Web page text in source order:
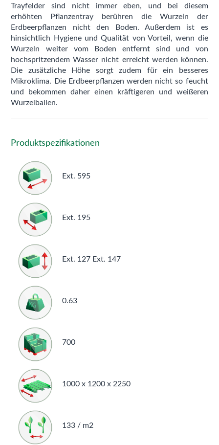
Trayfelder sind nicht immer eben, und bei diesem
erhöhten Pflanzentray berühren die Wurzeln der
Erdbeerpflanzen nicht den Boden. Außerdem ist es
hinsichtlich Hygiene und Qualität von Vorteil, wenn die
Wurzeln weiter vom Boden entfernt sind und von
hochspritzendem Wasser nicht erreicht werden können.
Die zusätzliche Höhe sorgt zudem für ein besseres
Mikroklima. Die Erdbeerpflanzen werden nicht so feucht
und bekommen daher einen kräftigeren und weißeren
Wurzelballen.
Produktspezifikationen
Ext. 595
Ext. 195
Ext. 127 Ext. 147
0.63
700
1000 x 1200 x 2250
133 / m2